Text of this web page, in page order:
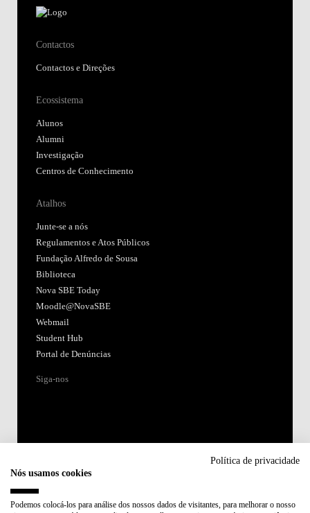
Contactos
Contactos e Direções
Ecossistema
Alunos
Alumni
Investigação
Centros de Conhecimento
Atalhos
Junte-se a nós
Regulamentos e Atos Públicos
Fundação Alfredo de Sousa
Biblioteca
Nova SBE Today
Moodle@NovaSBE
Webmail
Student Hub
Portal de Denúncias
Siga-nos
Política de privacidade
Nós usamos cookies
Podemos colocá-los para análise dos nossos dados de visitantes, para melhorar o nosso